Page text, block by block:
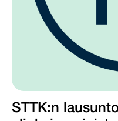
STTK:n